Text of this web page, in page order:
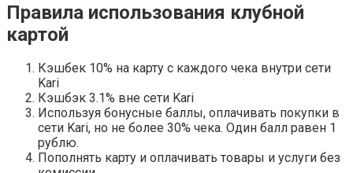
Правила использования клубной
картой
Кэшбек 10% на карту с каждого чека внутри сети
Kari
Кэшбэк 3.1% вне сети Kari
Используя бонусные баллы, оплачивать покупки в
сети Kari, но не более 30% чека. Один балл равен 1
рублю.
Пополнять карту и оплачивать товары и услуги без